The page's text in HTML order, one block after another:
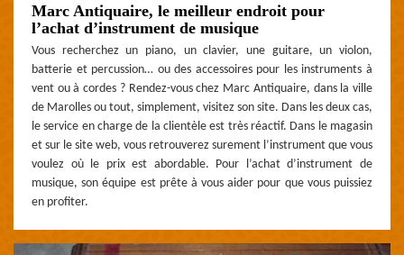
Marc Antiquaire, le meilleur endroit pour
l’achat d’instrument de musique
Vous recherchez un piano, un clavier, une guitare, un violon,
batterie et percussion… ou des accessoires pour les instruments à
vent ou à cordes ? Rendez-vous chez Marc Antiquaire, dans la ville
de Marolles ou tout, simplement, visitez son site. Dans les deux cas,
le service en charge de la clientèle est très réactif. Dans le magasin
et sur le site web, vous retrouverez surement l’instrument que vous
voulez où le prix est abordable. Pour l’achat d’instrument de
musique, son équipe est prête à vous aider pour que vous puissiez
en profiter.